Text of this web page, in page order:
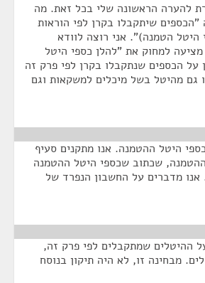
להערה הראשונה שלי בכל זאת. מה
שיתקבלו בקרן לפי הוראות
הטמנה)". אני רוצה לוודא
למחוק את "להלן כספי היטל
הכספים שנתקבלו בקרן לפי פרק זה
גם מהיטל בשל מיכלים למשקאות וגם
היטל ההטמנה. אנו מתקנים סעיף
שכתוב שכספי היטל ההטמנה
אנו מדברים על החשבון הנפרד של
ההיטלים שמתקבלים לפי פרק זה,
מבחינה זו, לא היה תיקון בנוסח